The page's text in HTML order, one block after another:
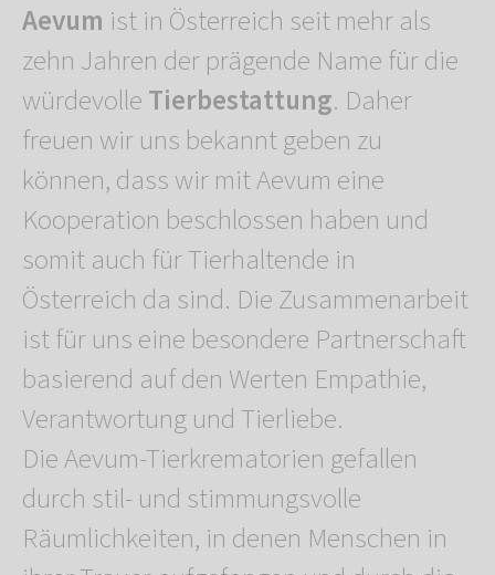
Aevum ist in Österreich seit mehr als
zehn Jahren der prägende Name für die
würdevolleTierbestattung. Daher
freuen wir uns bekannt geben zu
können, dass wir mit Aevum eine
Kooperation beschlossen haben und
somit auch für Tierhaltende in
Österreich da sind. Die Zusammenarbeit
ist für uns eine besondere Partnerschaft
basierend auf den Werten Empathie,
Verantwortung und Tierliebe.
Die Aevum-Tierkrematorien gefallen
durch stil- und stimmungsvolle
Räumlichkeiten, in denen Menschen in